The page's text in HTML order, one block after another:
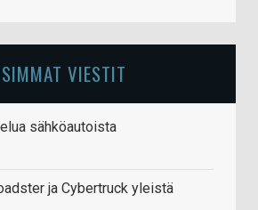
VIESTIT
sähköautoista
ja Cybertruck yleistä